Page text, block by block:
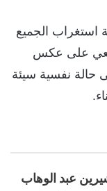
استغراب الجميع
على عكس
حالة نفسية سيئة
عبد الوهاب